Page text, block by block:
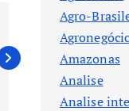
Agro-
Amazonas
Analise
Analise